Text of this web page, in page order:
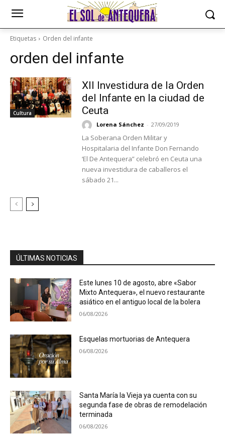
Etiquetas Orden del infante
orden del infante
Cultura
XII Investidura de la Orden
del Infante en la ciudad de
Ceuta
Lorena Sánchez - 27/09/2019
La Soberana Orden Militar y
Hospitalaria del Infante Don Fernando
‘El De Antequera” celebró en Ceuta una
nueva investidura de caballeros el
sábado 21...
ÚLTIMAS NOTICIAS
Este lunes 10 de agosto, abre «Sabor
Mixto Antequera», el nuevo restaurante
asiático en el antiguo local de la bolera
06/08/2026
Esquelas mortuorias de Antequera
06/08/2026
Santa María la Vieja ya cuenta con su
segunda fase de obras de remodelación
terminada
06/08/2026